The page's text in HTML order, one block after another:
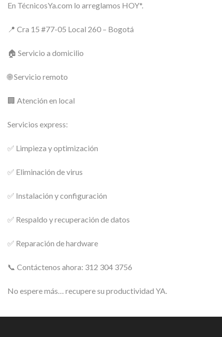
En TécnicosYa.com lo arreglamos HOY*.
📍 Cra 15 #77-05 Local 260 – Bogotá
🏠 Servicio a domicilio
🌐 Servicio remoto
🏢 Atención en local
Servicios express:
✅ Limpieza y optimización
✅ Eliminación de virus
✅ Instalación y configuración
✅ Respaldo y recuperación de datos
✅ Reparación de hardware
📞 Contáctenos ahora: 312 304 3756
No espere más… recupere su productividad YA.